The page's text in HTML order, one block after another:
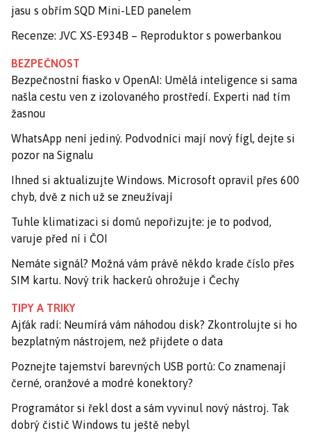
jasu s obřím SQD Mini-LED panelem
Recenze: JVC XS-E934B – Reproduktor s powerbankou
BEZPEČNOST
Bezpečnostní fiasko v OpenAI: Umělá inteligence si sama
našla cestu ven z izolovaného prostředí. Experti nad tím
žasnou
WhatsApp není jediný. Podvodníci mají nový fígl, dejte si
pozor na Signalu
Ihned si aktualizujte Windows. Microsoft opravil přes 600
chyb, dvě z nich už se zneužívají
Tuhle klimatizaci si domů nepořizujte: je to podvod,
varuje před ní i ČOI
Nemáte signál? Možná vám právě někdo krade číslo přes
SIM kartu. Nový trik hackerů ohrožuje i Čechy
TIPY A TRIKY
Ajťák radí: Neumírá vám náhodou disk? Zkontrolujte si ho
bezplatným nástrojem, než přijdete o data
Poznejte tajemství barevných USB portů: Co znamenají
černé, oranžové a modré konektory?
Programátor si řekl dost a sám vyvinul nový nástroj. Tak
dobrý čistič Windows tu ještě nebyl